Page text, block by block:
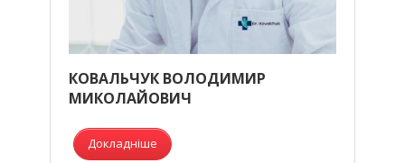
КОВАЛЬЧУК ВОЛОДИМИР
МИКОЛАЙОВИЧ
Докладніше